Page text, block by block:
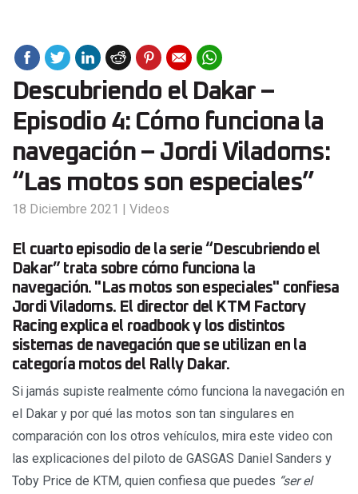
Descubriendo el Dakar –
Episodio 4: Cómo funciona la
navegación – Jordi Viladoms:
“Las motos son especiales”
18 Diciembre 2021 | Videos
El cuarto episodio de la serie “Descubriendo el
Dakar” trata sobre cómo funciona la
navegación. "Las motos son especiales" confiesa
Jordi Viladoms. El director del KTM Factory
Racing explica el roadbook y los distintos
sistemas de navegación que se utilizan en la
categoría motos del Rally Dakar.
Si jamás supiste realmente cómo funciona la navegación en
el Dakar y por qué las motos son tan singulares en
comparación con los otros vehículos, mira este video con
las explicaciones del piloto de GASGAS Daniel Sanders y
Toby Price de KTM, quien confiesa que puedes “ser el